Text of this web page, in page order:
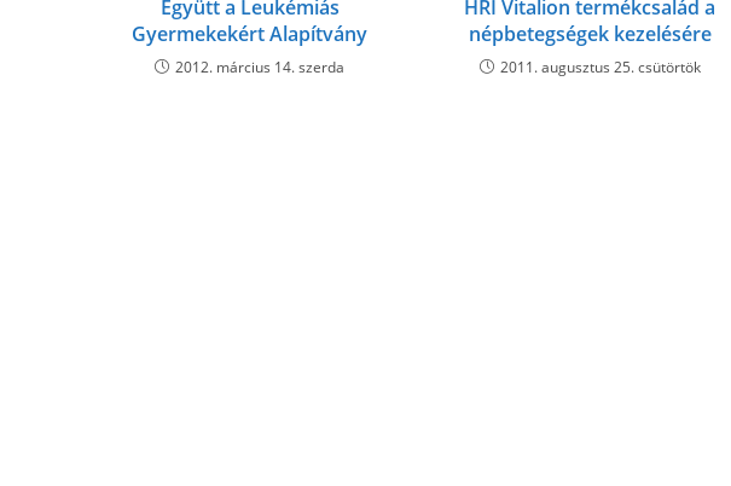
Együtt a Leukémiás
Gyermekekért Alapítvány
2012. március 14. szerda
HRI Vitalion termékcsalád a
népbetegségek kezelésére
2011. augusztus 25. csütörtök